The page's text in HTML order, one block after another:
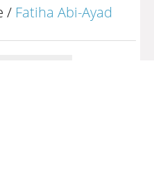
/ Fatiha Abi-Ayad